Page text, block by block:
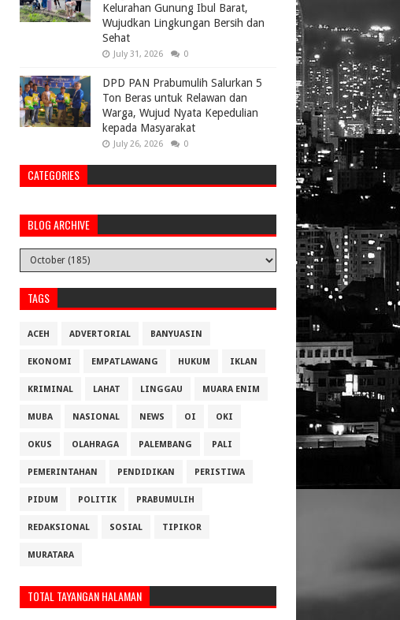
Kelurahan Gunung Ibul Barat,
Wujudkan Lingkungan Bersih dan
Sehat
July 31, 2026 0
DPD PAN Prabumulih Salurkan 5
Ton Beras untuk Relawan dan
Warga, Wujud Nyata Kepedulian
kepada Masyarakat
July 26, 2026 0
CATEGORIES
BLOG ARCHIVE
TAGS
ACEH ADVERTORIAL BANYUASIN
EKONOMI EMPATLAWANG HUKUM IKLAN
KRIMINAL LAHAT LINGGAU MUARA ENIM
MUBA NASIONAL NEWS OI OKI
OKUS OLAHRAGA PALEMBANG PALI
PEMERINTAHAN PENDIDIKAN PERISTIWA
PIDUM POLITIK PRABUMULIH
REDAKSIONAL SOSIAL TIPIKOR
MURATARA
TOTAL TAYANGAN HALAMAN